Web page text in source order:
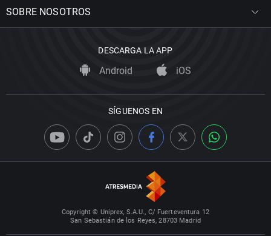
SOBRE NOSOTROS
DESCARGA LA APP
Android iOS
SÍGUENOS EN
Copyright © Uniprex, S.A.U., C/ Fuerteventura 12
San Sebastián de los Reyes, 28703 Madrid